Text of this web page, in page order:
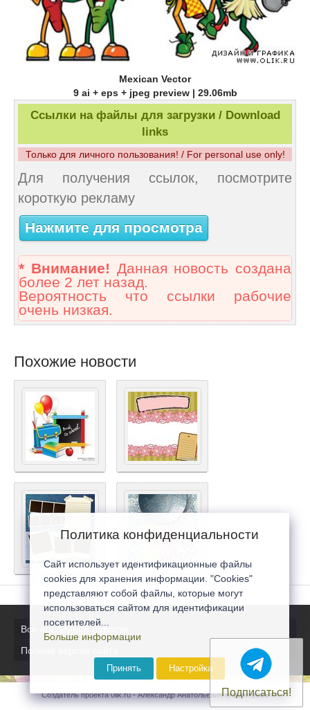
Mexican Vector
9 ai + eps + jpeg preview | 29.06mb
Ссылки на файлы для загрузки / Download
links
Только для личного пользования! / For personal use only!
Для получения ссылок, посмотрите
короткую рекламу
Нажмите для просмотра
* Внимание! Данная новость создана
более 2 лет назад.
Вероятность что ссылки рабочие
очень низкая.
Похожие новости
Все последние новости
Полная версия сайта
Создатель проекта 0lik.ru - Александр Анатольевич © 2007-2026
Подписаться!
Политика конфиденциальности
Сайт использует идентификационные файлы
cookies для хранения информации. "Cookies"
представляют собой файлы, которые могут
использоваться сайтом для идентификации
посетителей...
Больше информации
Принять Настройка